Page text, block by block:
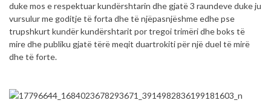
duke mos e respektuar kundërshtarin dhe gjatë 3 raundeve duke ju
vursulur me goditje të forta dhe të njëpasnjëshme edhe pse
trupshkurt kundër kundërshtarit por tregoi trimëri dhe boks të
mire dhe publiku gjatë tërë meqit duartrokiti për një duel të mirë
dhe të forte.